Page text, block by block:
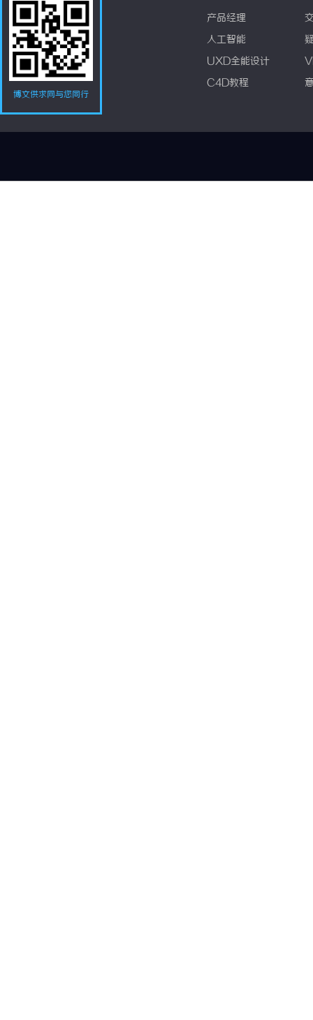
博文供求网与您同行
产品经理
人工智能
UXD全能设计
C4D教程